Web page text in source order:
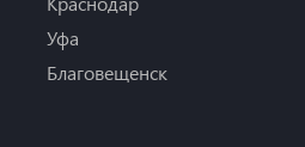
Уфа
Благовещенск